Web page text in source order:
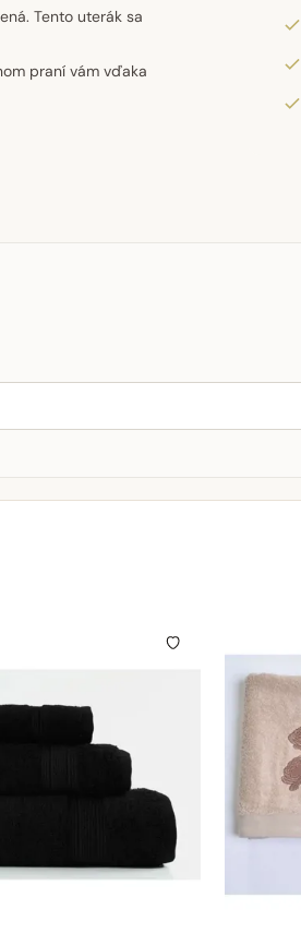
Tento uterák sa
praní vám vďaka